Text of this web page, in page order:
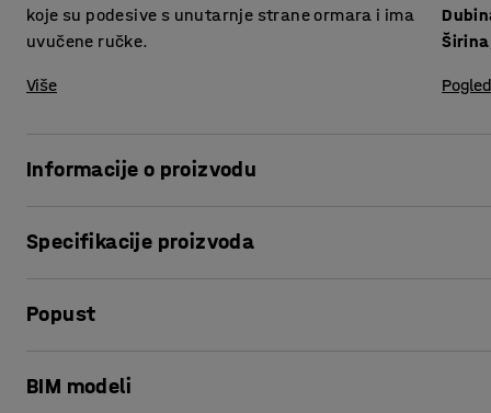
koje su podesive s unutarnje strane ormara i ima
uvučene ručke.
Više
Informacije o proizvodu
minimalno prostora. Rolo vrata se uvlaće u ormar kako bi
Specifikacije proizvoda
Širina: 1000
Dubina, unutarnja
Popust
Ispis stranice
BIM modeli